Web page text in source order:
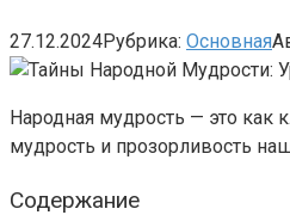
27.12.2024Рубрика: Основная
Народная мудрость — это
мудрость и прозорливость
Содержание